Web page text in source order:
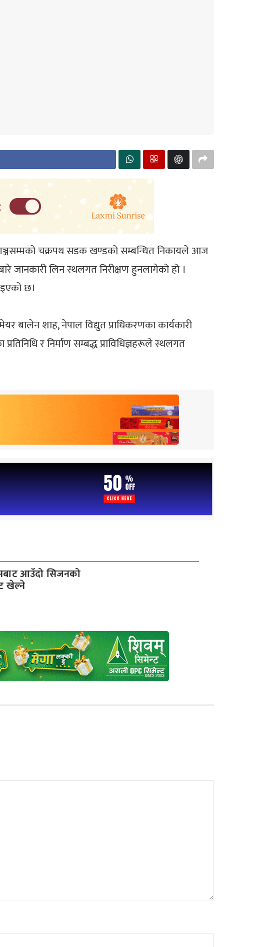
चक्रपथ सडक खण्डको सम्बन्धित निकायले आज
जानकारी लिन स्थलगत निरीक्षण हुनलागेको हो ।
छ।
बालेन शाह, नेपाल विद्युत प्राधिकरणका कार्यकारी
र निर्माण सम्बद्ध प्राविधिज्ञहरूले स्थलगत
आउँदो सिजनको
खेल्ने